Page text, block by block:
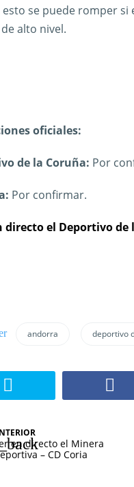
se puede romper
alto nivel.
oficiales:
de la Coruña: Por
Por confirmar.
directo el Deportivo de
andorra deportivo
en directo el Minera
– CD Coria